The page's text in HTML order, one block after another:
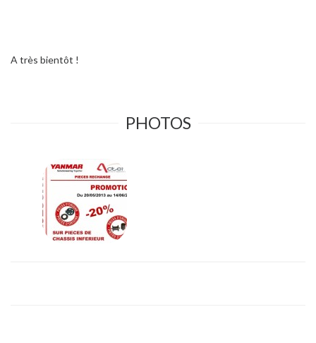
A très bientôt !
PHOTOS